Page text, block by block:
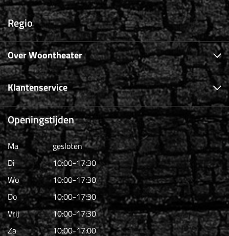
Regio
Over Woontheater
Klantenservice
Openingstijden
Ma
gesloten
Di
10:00-17:30
Wo
10:00-17:30
Do
10:00-17:30
Vrij
10:00-17:30
Za
10:00-17:00